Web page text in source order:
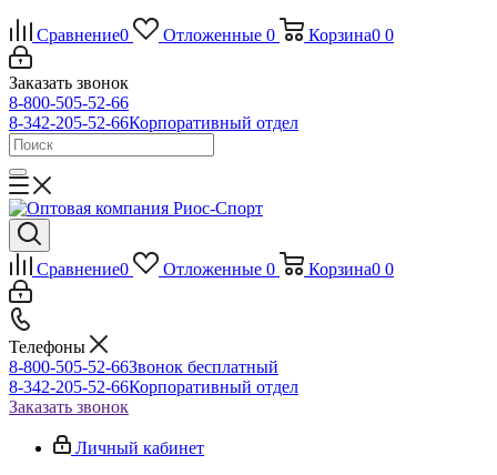
Сравнение0 Отложенные 0 Корзина0 0
Заказать звонок
8-800-505-52-66
8-342-205-52-66Корпоративный отдел
Сравнение0 Отложенные 0 Корзина0 0
Телефоны
8-800-505-52-66Звонок бесплатный
8-342-205-52-66Корпоративный отдел
Заказать звонок
Личный кабинет